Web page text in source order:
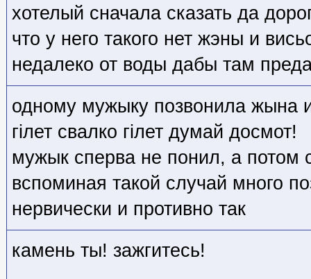
хотелый сначала сказать да
что у него такого нет жэны и
недалеко от воды дабы там
одному мужыку позвонила жына
гiлет свалко гiлет думай досмот!
мужык сперва не понил, а потом
вспоминая такой случай много
нервически и противно так
камень ты! зажгитесь!